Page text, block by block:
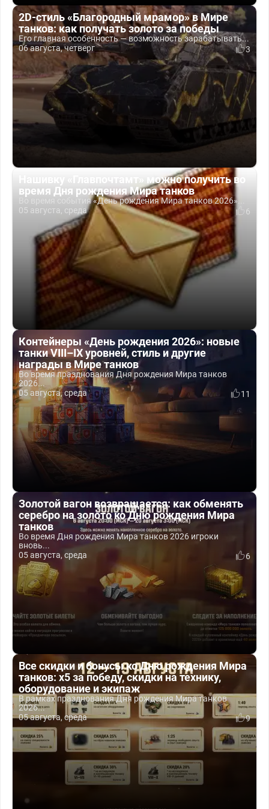
2D-стиль «Благородный мрамор» в Мире
танков: как получать золото за победы
Его главная особенность — возможность зарабатывать...
06 августа, четверг
3
Нашивку «Главпочтамт» можно получить во
время Дня рождения Мира танков
Во время события «День рождения Мира танков 2026»...
05 августа, среда
6
Контейнеры «День рождения 2026»: новые
танки VIII–IX уровней, стиль и другие
награды в Мире танков
Во время празднования Дня рождения Мира танков
2026...
05 августа, среда
11
Золотой вагон возвращается: как обменять
серебро на золото ко Дню рождения Мира
танков
Во время Дня рождения Мира танков 2026 игроки
вновь...
05 августа, среда
6
Все скидки и бонусы ко Дню рождения Мира
танков: x5 за победу, скидки на технику,
оборудование и экипаж
В рамках празднования Дня рождения Мира танков
2026...
05 августа, среда
9